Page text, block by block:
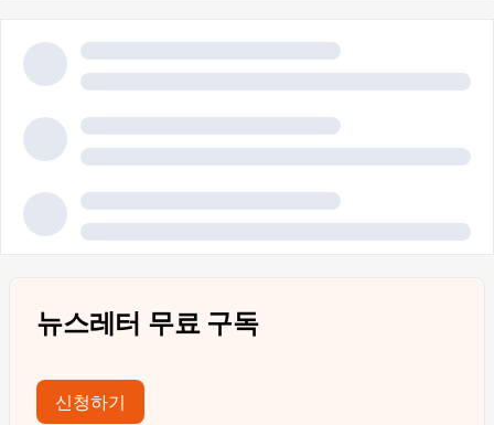
뉴스레터 무료 구독
신청하기